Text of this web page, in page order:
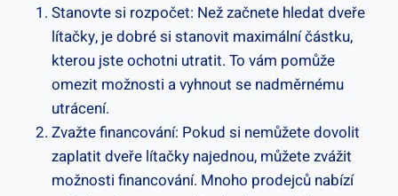
Stanovte si rozpočet: Než začnete hledat dveře
lítačky, je dobré si stanovit maximální částku,
kterou jste ochotni utratit. To vám pomůže
omezit možnosti a vyhnout se nadměrnému
utrácení.
Zvažte financování: Pokud si nemůžete dovolit
zaplatit dveře lítačky najednou, můžete zvážit
možnosti financování. Mnoho prodejců nabízí